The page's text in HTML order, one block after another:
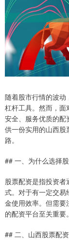
随着股市行情的波
杠杆工具。然而，面
安全、服务优质的配
供一份实用的山西
路。
## 一、为什么选择
股票配资是指投资
式。对于有一定交易
金使用效率。但需
的配资平台至关重要。
## 二、山西股票配